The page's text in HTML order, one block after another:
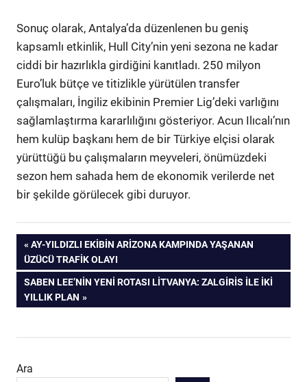
Sonuç olarak, Antalya’da düzenlenen bu geniş
kapsamlı etkinlik, Hull City’nin yeni sezona ne kadar
ciddi bir hazırlıkla girdiğini kanıtladı. 250 milyon
Euro’luk bütçe ve titizlikle yürütülen transfer
çalışmaları, İngiliz ekibinin Premier Lig’deki varlığını
sağlamlaştırma kararlılığını gösteriyor. Acun Ilıcalı’nın
hem kulüp başkanı hem de bir Türkiye elçisi olarak
yürüttüğü bu çalışmaların meyveleri, önümüzdeki
sezon hem sahada hem de ekonomik verilerde net
bir şekilde görülecek gibi duruyor.
Yazı
gezinmesi
ÖNCEKI
YAZI:
AY-YILDIZLI EKIBIN ARIZONA KAMPINDA YAŞANAN
ÜZÜCÜ TRAFIK OLAYI
SONRAKI
YAZI:
SABEN LEE’NIN YENI ROTASI LITVANYA: ZALGIRIS ILE İKI
YILLIK PLAN
Ara